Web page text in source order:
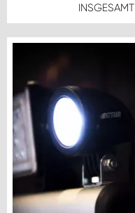
INSGESAMT